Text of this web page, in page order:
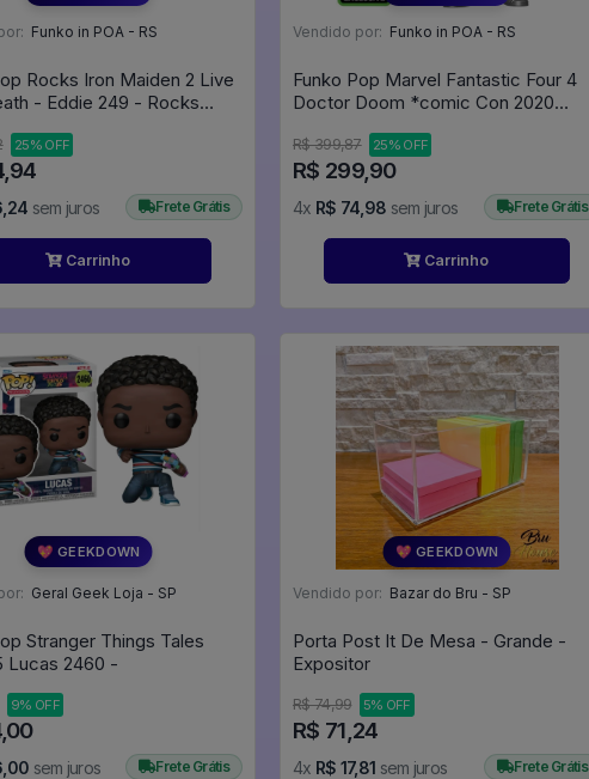
Funko in POA - RS
Rocks Iron Maiden 2 Live
- Eddie 249 - Rocks
25% OFF
sem juros Frete Grátis
Carrinho
Vendido por: Funko in POA - RS
Funko Pop Marvel Fantastic Four 4
Doctor Doom *comic Con 2020
Marvel #591
R$ 399,87 25% OFF
R$ 299,90
4x R$ 74,98 sem juros Frete Grátis
Carrinho
💖 GEEKDOWN
Geral Geek Loja - SP
Stranger Things Tales
Lucas 2460 -
9% OFF
sem juros Frete Grátis
💖 GEEKDOWN
Vendido por: Bazar do Bru - SP
Porta Post It De Mesa - Grande -
Expositor
R$ 74,99 5% OFF
R$ 71,24
4x R$ 17,81 sem juros Frete Grátis